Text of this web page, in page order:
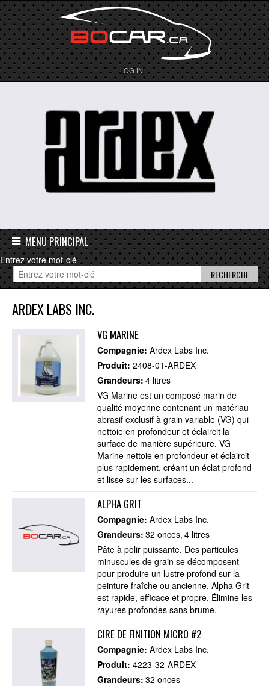
LOG IN
MENU PRINCIPAL
Entrez votre mot-clé
ARDEX LABS INC.
VG MARINE
Compagnie:Ardex Labs Inc.
Produit:2408-01-ARDEX
Grandeurs: 4 litres
VG Marine est un composé marin de
qualité moyenne contenant un matériau
abrasif exclusif à grain variable (VG) qui
nettoie en profondeur et éclaircit la
surface de manière supérieure. VG
Marine nettoie en profondeur et éclaircit
plus rapidement, créant un éclat profond
et lisse sur les surfaces...
ALPHA GRIT
Compagnie:Ardex Labs Inc.
Grandeurs: 32 onces 4 litres
Pâte à polir puissante. Des particules
minuscules de grain se décomposent
pour produire un lustre profond sur la
peinture fraîche ou ancienne. Alpha Grit
est rapide, efficace et propre. Élimine les
rayures profondes sans brume.
CIRE DE FINITION MICRO #2
Compagnie:Ardex Labs Inc.
Produit:4223-32-ARDEX
Grandeurs: 32 onces